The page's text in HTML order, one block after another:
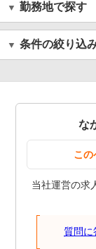
勤務地で探す
条件の絞り込
な
この
当社運営の求
質問に